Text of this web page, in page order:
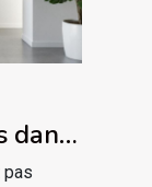
dans
pas